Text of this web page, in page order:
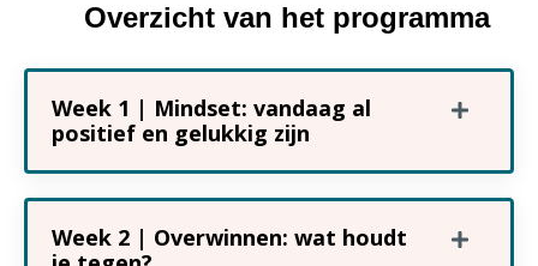
Overzicht van het programma
Week 1 | Mindset: vandaag al
positief en gelukkig zijn
Week 2 | Overwinnen: wat houdt